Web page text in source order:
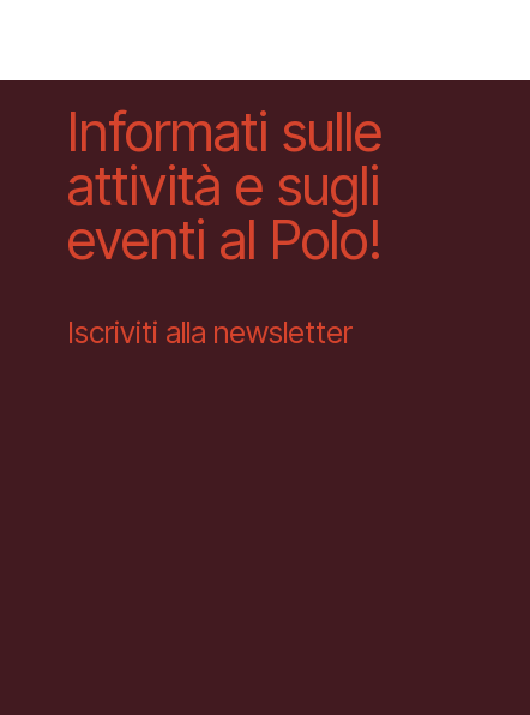
Informati sulle
attività e sugli
eventi al Polo!
Iscriviti alla newsletter